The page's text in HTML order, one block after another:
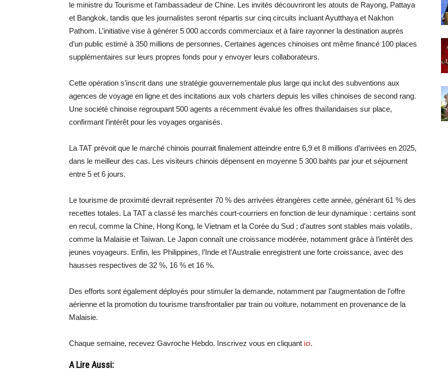
le ministre du Tourisme et l’ambassadeur de Chine. Les invités découvriront les atouts de Rayong, Pattaya
et Bangkok, tandis que les journalistes seront répartis sur cinq circuits incluant Ayutthaya et Nakhon
Pathom. L’initiative vise à générer 5 000 accords commerciaux et à faire rayonner la destination auprès
d’un public estimé à 350 millions de personnes. Certaines agences chinoises ont même financé 100 places
supplémentaires sur leurs propres fonds pour y envoyer leurs collaborateurs.
Cette opération s’inscrit dans une stratégie gouvernementale plus large qui inclut des subventions aux
agences de voyage en ligne et des incitations aux vols charters depuis les villes chinoises de second rang.
Une société chinoise regroupant 500 agents a récemment évalué les offres thaïlandaises sur place,
confirmant l’intérêt pour les voyages organisés.
La TAT prévoit que le marché chinois pourrait finalement atteindre entre 6,9 et 8 millions d’arrivées en 2025,
dans le meilleur des cas. Les visiteurs chinois dépensent en moyenne 5 300 bahts par jour et séjournent
entre 5 et 6 jours.
Le tourisme de proximité devrait représenter 70 % des arrivées étrangères cette année, générant 61 % des
recettes totales. La TAT a classé les marchés court-courriers en fonction de leur dynamique : certains sont
en recul, comme la Chine, Hong Kong, le Vietnam et la Corée du Sud ; d’autres sont stables mais volatils,
comme la Malaisie et Taïwan. Le Japon connaît une croissance modérée, notamment grâce à l’intérêt des
jeunes voyageurs. Enfin, les Philippines, l’Inde et l’Australie enregistrent une forte croissance, avec des
hausses respectives de 32 %, 16 % et 16 %.
Des efforts sont également déployés pour stimuler la demande, notamment par l’augmentation de l’offre
aérienne et la promotion du tourisme transfrontalier par train ou voiture, notamment en provenance de la
Malaisie.
Chaque semaine, recevez Gavroche Hebdo. Inscrivez vous en cliquant ici.
A Lire Aussi: